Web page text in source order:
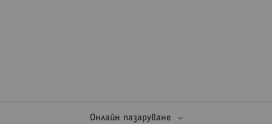
Онлайн пазаруване